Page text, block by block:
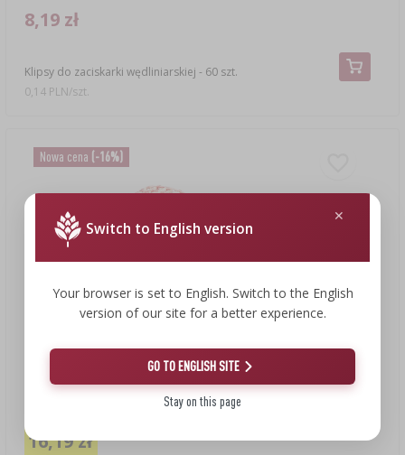
Klipsy do zaciskarki wędliniarskiej - 60 szt.
8,19 zł
0,14 PLN/szt.
Nowa cena (-16%)
16,19 zł
Switch to English version
Your browser is set to English. Switch to the English
version of our site for a better experience.
GO TO ENGLISH SITE
Stay on this page